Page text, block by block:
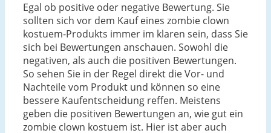
Egal ob positive oder negative Bewertung. Sie
sollten sich vor dem Kauf eines zombie clown
kostuem-Produkts immer im klaren sein, dass Sie
sich bei Bewertungen anschauen. Sowohl die
negativen, als auch die positiven Bewertungen.
So sehen Sie in der Regel direkt die Vor- und
Nachteile vom Produkt und können so eine
bessere Kaufentscheidung reffen. Meistens
geben die positiven Bewertungen an, wie gut ein
zombie clown kostuem ist. Hier ist aber auch